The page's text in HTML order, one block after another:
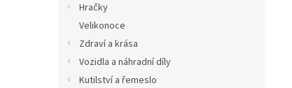
Hračky
Velikonoce
Zdraví a krása
Vozidla a náhradní díly
Kutilství a řemeslo